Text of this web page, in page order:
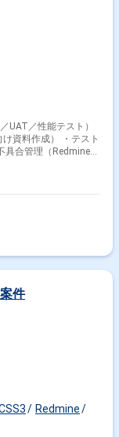
UAT／性能テスト）
資料作成） ・テスト
合管理（Redmine／
）の策定支援
件
Redmine